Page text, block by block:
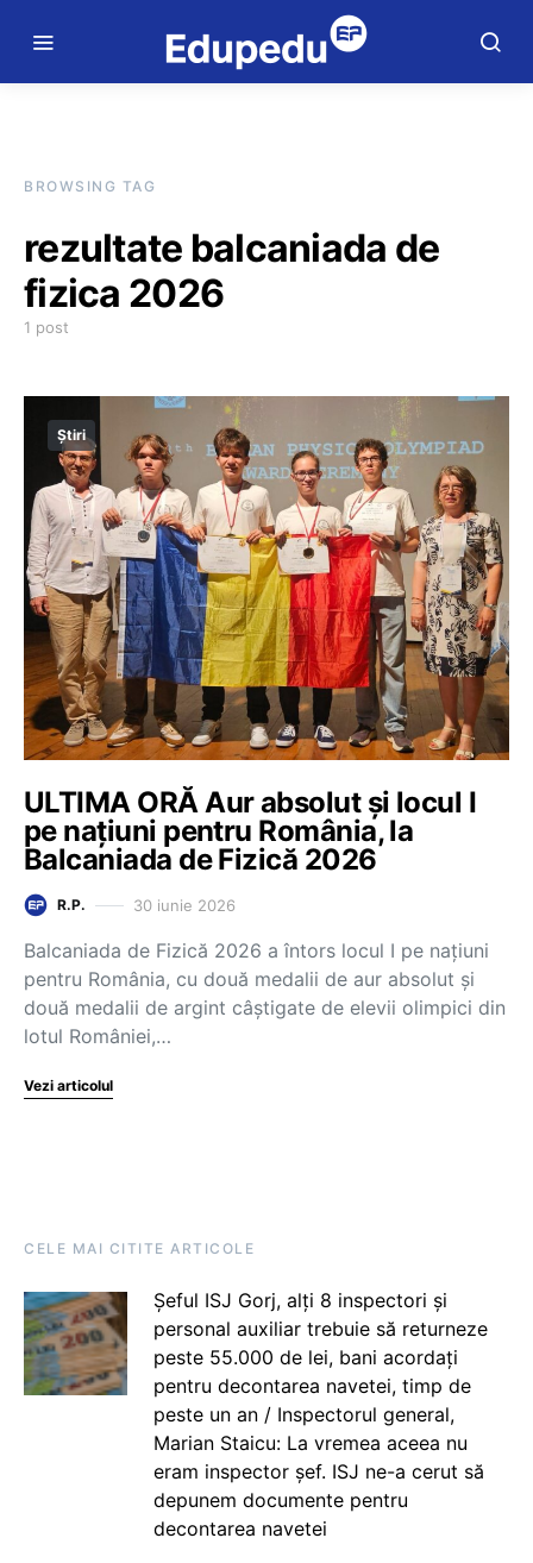
BROWSING TAG
rezultate balcaniada de
fizica 2026
1 post
Știri
ULTIMA ORĂ Aur absolut și locul I
pe națiuni pentru România, la
Balcaniada de Fizică 2026
R.P. 30 iunie 2026
Balcaniada de Fizică 2026 a întors locul I pe națiuni
pentru România, cu două medalii de aur absolut și
două medalii de argint câștigate de elevii olimpici din
lotul României,…
Vezi articolul
CELE MAI CITITE ARTICOLE
Șeful ISJ Gorj, alți 8 inspectori și
personal auxiliar trebuie să returneze
peste 55.000 de lei, bani acordați
pentru decontarea navetei, timp de
peste un an / Inspectorul general,
Marian Staicu: La vremea aceea nu
eram inspector șef. ISJ ne-a cerut să
depunem documente pentru
decontarea navetei